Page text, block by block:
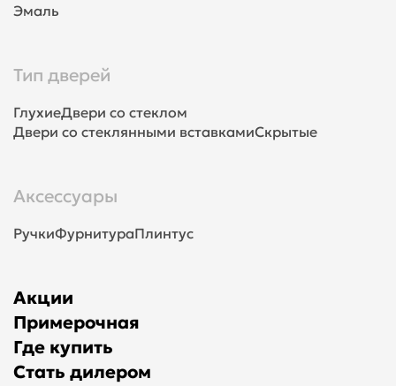
Эмаль
Тип дверей
ГлухиеДвери со стеклом
Двери со стеклянными вставкамиСкрытые
Аксессуары
РучкиФурнитураПлинтус
Акции
Примерочная
Где купить
Стать дилером